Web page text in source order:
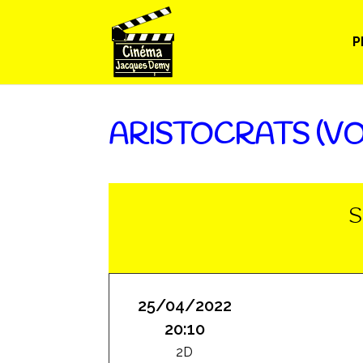
ARISTOCRATS
25/04/2022
20:10
2D